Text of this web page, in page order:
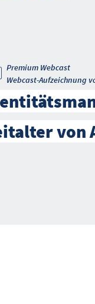
Premium Webcast
Webcast-Aufzeichnung
von